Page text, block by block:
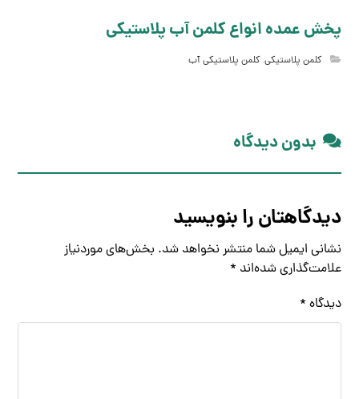
پخش عمده انواع کلمن آب پلاستیکی
کلمن پلاستیکی,کلمن پلاستیکی آب
بدون دیدگاه
دیدگاهتان را بنویسید
نشانی ایمیل شما منتشر نخواهد شد. بخش‌های موردنیاز
علامت‌گذاری شده‌اند *
دیدگاه *